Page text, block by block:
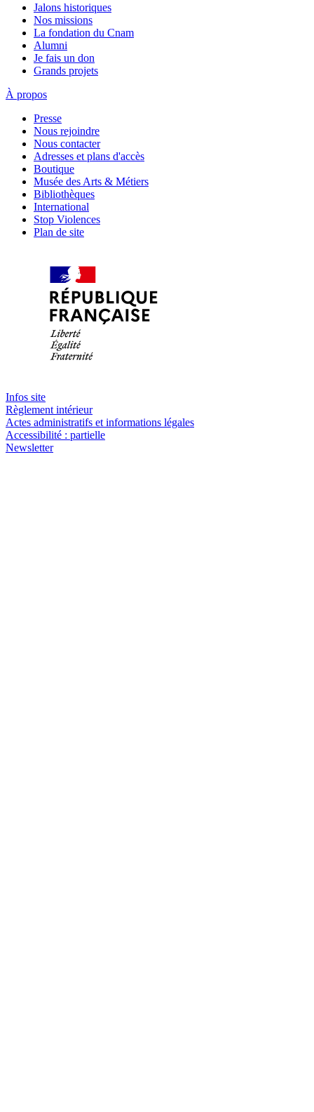
Jalons historiques
Nos missions
La fondation du Cnam
Alumni
Je fais un don
Grands projets
À propos
Presse
Nous rejoindre
Nous contacter
Adresses et plans d'accès
Boutique
Musée des Arts & Métiers
Bibliothèques
International
Stop Violences
Plan de site
Infos site
Règlement intérieur
Actes administratifs et informations légales
Accessibilité : partielle
Newsletter